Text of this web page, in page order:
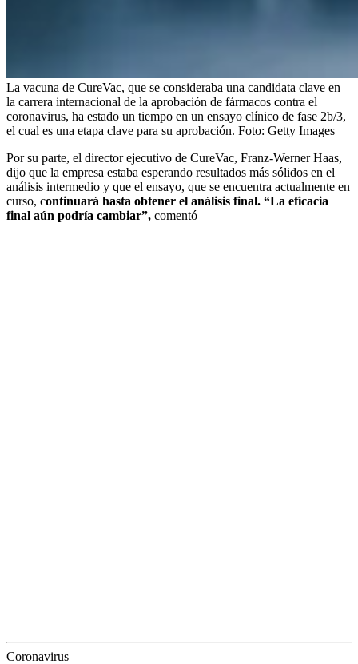
La vacuna de CureVac, que se consideraba una candidata clave en
la carrera internacional de la aprobación de fármacos contra el
coronavirus, ha estado un tiempo en un ensayo clínico de fase 2b/3,
el cual es una etapa clave para su aprobación. Foto: Getty Images
Por su parte, el director ejecutivo de CureVac, Franz-Werner Haas,
dijo que la empresa estaba esperando resultados más sólidos en el
análisis intermedio y que el ensayo, que se encuentra actualmente en
curso, continuará hasta obtener el análisis final. “La eficacia
final aún podría cambiar”, comentó
Coronavirus